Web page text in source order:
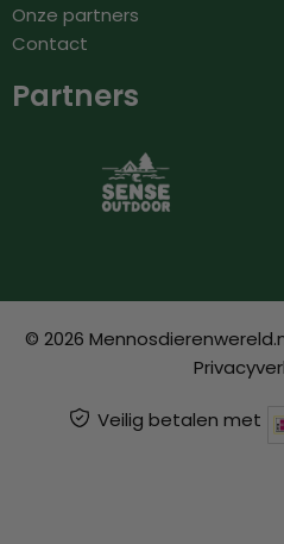
Onze partners
Contact
Partners
© 2026
Veilig betalen met